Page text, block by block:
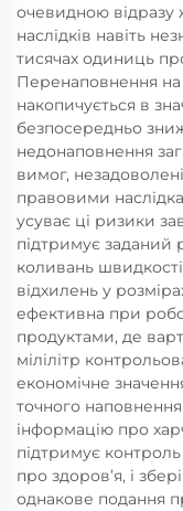
очевидною відразу
наслідків навіть
тисячах одиниць
Перенаповнення на
накопичується в
безпосередньо
недонаповнення
вимог,
правовими
усуває ці ризики
підтримує заданий
коливань
відхилень у
ефективна при
продуктами, де
мілілітр
економічне
точного
інформацію про
підтримує
про здоров’я, і
однакове подання